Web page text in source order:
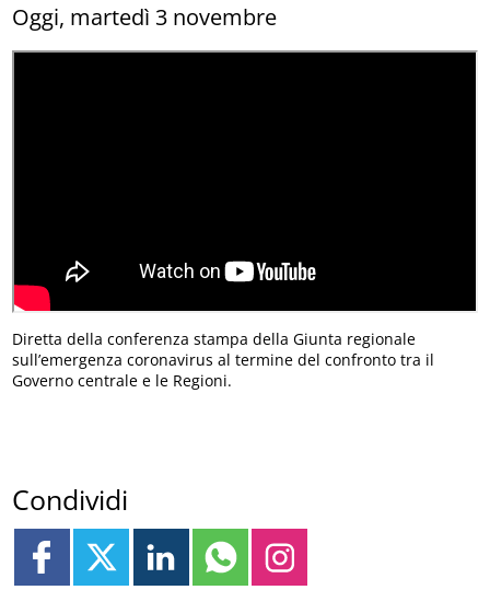
Oggi, martedì 3 novembre
Diretta della conferenza stampa della Giunta regionale
sull’emergenza coronavirus al termine del confronto tra il
Governo centrale e le Regioni.
Condividi